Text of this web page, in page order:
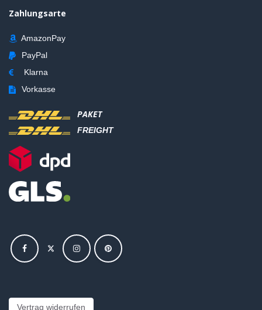
Zahlungsarte
AmazonPay
PayPal
Klarna
Vorkasse
PAKET
FREIGHT
Vertrag widerrufen